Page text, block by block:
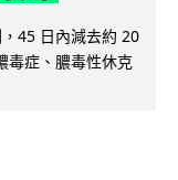
45 日內減去約 20
毒症、膿毒性休克